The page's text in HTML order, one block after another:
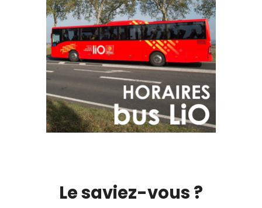
Le saviez-vous ?